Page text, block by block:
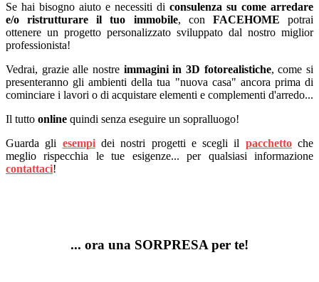
Se hai bisogno aiuto e necessiti di consulenza su come arredare
e/o ristrutturare il tuo immobile, con FACEHOME potrai
ottenere un progetto personalizzato sviluppato dal nostro miglior
professionista!
Vedrai, grazie alle nostre immagini in 3D fotorealistiche, come si
presenteranno gli ambienti della tua "nuova casa" ancora prima di
cominciare i lavori o di acquistare elementi e complementi d'arredo...
Il tutto online quindi senza eseguire un sopralluogo!
Guarda gli esempidei nostri progetti e scegli il pacchettoche
meglio rispecchia le tue esigenze... per qualsiasi informazione
contattaci!
... ora una SORPRESA per te!